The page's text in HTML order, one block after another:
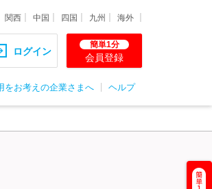
関西 中国 四国 九州 海外
ログイン
簡単1分
会員登録
をお考えの企業さまへ ヘルプ